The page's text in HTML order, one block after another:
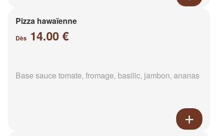
Pizza hawaïenne
Dès 14.00 €
Base sauce tomate, fromage, basilic, jambon, ananas